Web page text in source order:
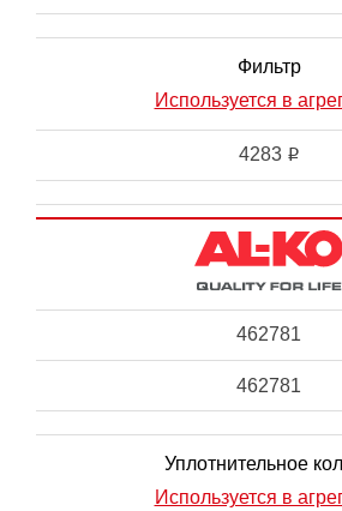
Фильтр
Используется в
4283 i
462781
462781
Уплотнительное
Используется в